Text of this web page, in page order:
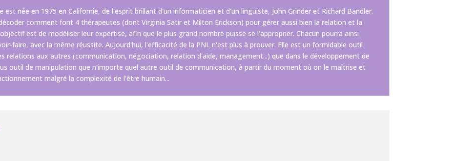
née en 1975 en Californie, de l'esprit brillant d'un informaticien et d'un linguiste, John Grinder et Richard Bandler.
comment font 4 thérapeutes (dont Virginia Satir et Milton Erickson) pour gérer aussi bien la relation et la
est de modéliser leur expertise, afin que le plus grand nombre puisse se l'approprier. Chacun pourra ainsi
faire, avec la même réussite. Aujourd'hui, l'efficacité de la PNL n'est plus à prouver. Elle est un formidable outil
relations aux autres (communication, négociation, relation d'aide, management...) que dans le développement de
outil de manipulation que n'importe quel autre outil de communication, à partir du moment où on le maîtrise et
malgré la complexité de l'être humain...